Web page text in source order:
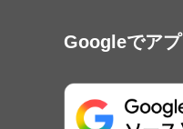
Googleでア